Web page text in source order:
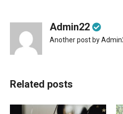
Admin22
Another post by
Related posts